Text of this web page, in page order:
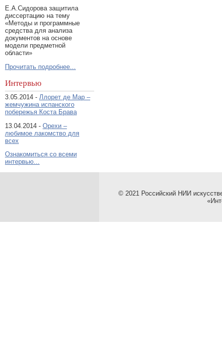
Е.А.Сидорова защитила
диссертацию на тему
«Методы и программные
средства для анализа
документов на основе
модели предметной
области»
Прочитать подробнее...
Интервью
3.05.2014 - Ллорет де Мар –
жемчужина испанского
побережья Коста Брава
13.04.2014 - Орехи –
любимое лакомство для
всех
Ознакомиться со всеми
интервью...
© 2021 Российский НИИ